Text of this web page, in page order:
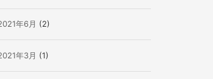
年6月 (2)
年3月 (1)